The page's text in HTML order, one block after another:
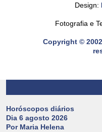
Horóscopos diários
Dia 6 agosto 2026
Por Maria Helena
Design:
Fotografia e
Copyright ©